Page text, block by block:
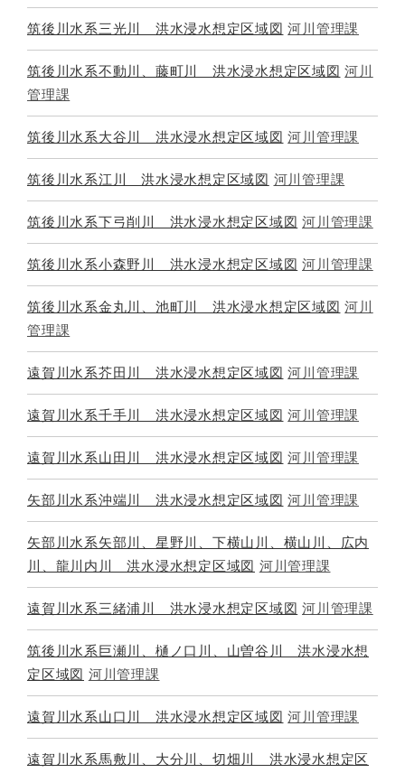
筑後川水系三光川 洪水浸水想定区域図 河川管理課
筑後川水系不動川、藤町川 洪水浸水想定区域図 河川
管理課
筑後川水系大谷川 洪水浸水想定区域図 河川管理課
筑後川水系江川 洪水浸水想定区域図 河川管理課
筑後川水系下弓削川 洪水浸水想定区域図 河川管理課
筑後川水系小森野川 洪水浸水想定区域図 河川管理課
筑後川水系金丸川、池町川 洪水浸水想定区域図 河川
管理課
遠賀川水系芥田川 洪水浸水想定区域図 河川管理課
遠賀川水系千手川 洪水浸水想定区域図 河川管理課
遠賀川水系山田川 洪水浸水想定区域図 河川管理課
矢部川水系沖端川 洪水浸水想定区域図 河川管理課
矢部川水系矢部川、星野川、下横山川、横山川、広内
川、龍川内川 洪水浸水想定区域図 河川管理課
遠賀川水系三緒浦川 洪水浸水想定区域図 河川管理課
筑後川水系巨瀬川、樋ノ口川、山曽谷川 洪水浸水想
定区域図 河川管理課
遠賀川水系山口川 洪水浸水想定区域図 河川管理課
遠賀川水系馬敷川、大分川、切畑川 洪水浸水想定区